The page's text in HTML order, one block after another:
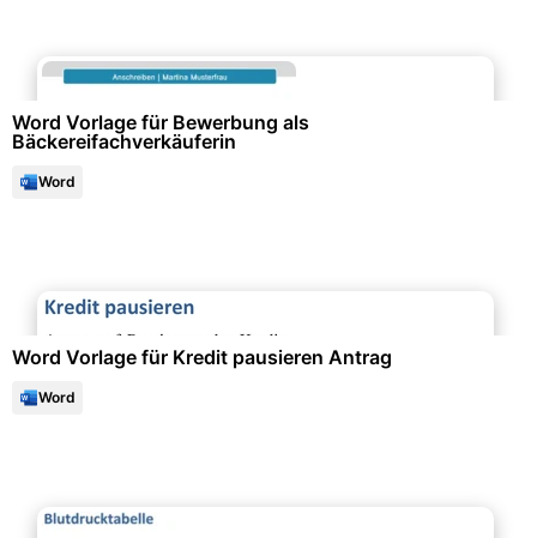
Word Vorlage für Bewerbung als
Bäckereifachverkäuferin
Word
Word Vorlage für Kredit pausieren Antrag
Word